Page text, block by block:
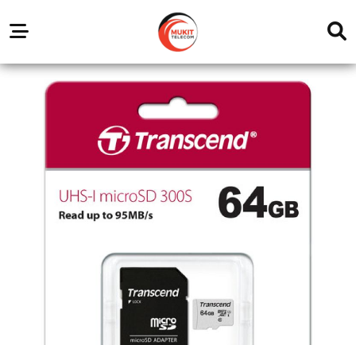
Outlets
Service
Center